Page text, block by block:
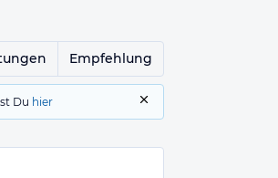
Empfehlung
Du hier